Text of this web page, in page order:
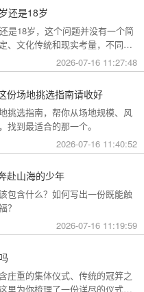
还是18岁
是18岁，这个问题并没有一个简
、文化传统和现实考量，不同的
2026-07-16 11:27:48
份场地挑选指南请收好
挑选指南，帮你从场地规模、风
找到最适合的那一个。
2026-07-16 11:40:52
赴山海的少年
包含什么？如何写出一份既能触
？
2026-07-16 11:19:59
庄重的集体仪式、传统的冠笄之
里为你梳理了一份详尽的仪式清